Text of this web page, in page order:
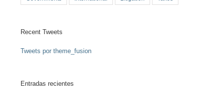
Recent Tweets
Tweets por theme_fusion
Entradas recientes